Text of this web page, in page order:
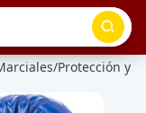
/Protección y